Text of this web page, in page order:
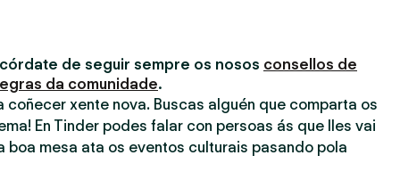
de seguir sempre os nosos consellos de
da comunidade.
coñecer xente nova. Buscas alguén que comparta os
En Tinder podes falar con persoas ás que lles vai
boa mesa ata os eventos culturais pasando pola